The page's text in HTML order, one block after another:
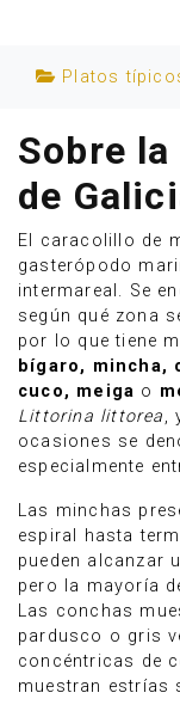
Anúnciate
Platos
Sobre la
de
El caracolillo de
gasterópodo
intermareal. Se
según qué zona
por lo que tiene
bígaro, mincha,
cuco, meiga o
Littorina littorea,
ocasiones se
especialmente
Las minchas
espiral hasta
pueden alcanzar
pero la mayoría
Las conchas
pardusco o gris
concéntricas de
muestran estrías